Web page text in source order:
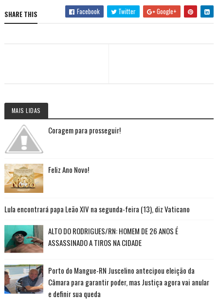
SHARE THIS Facebook Twitter Google+
MAIS LIDAS
Coragem para prosseguir!
Feliz Ano Novo!
Lula encontrará papa Leão XIV na segunda-feira (13), diz Vaticano
ALTO DO RODRIGUES/RN: HOMEM DE 26 ANOS É
ASSASSINADO A TIROS NA CIDADE
Porto do Mangue-RN Juscelino antecipou eleição da
Câmara para garantir poder, mas Justiça agora vai anular
e definir sua queda